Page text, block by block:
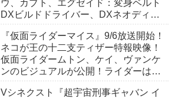
ウ、カブト、エグゼイド：変身ベルト
DXビルドドライバー、DXネオディケ
か12点！
『仮面ライダーマイス』9/6放送開始！
ネコが王の十二支ティザー特報映像！
仮面ライダームトン、ケイ、ヴァンケ
ンのビジュアルが公開！ライダーは子
Vシネクスト『超宇宙刑事ギャバン イ